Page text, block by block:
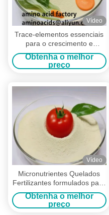
Vídeo
Trace-elementos essenciais
para o crescimento e
desenvolvimento das plantas
em micronutrientes quelados
Obtenha o melhor
preço
Vídeo
Micronutrientes Quelados
Fertilizantes formulados para
prevenir a fixação de
nutrientes e promover a
absorção por raízes e
Obtenha o melhor
preço